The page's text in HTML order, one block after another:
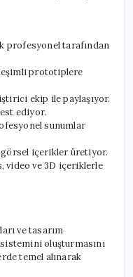
profesyonel tarafından
prototiplere
ekip ile paylaşıyor.
ediyor.
sunumlar
içerikler üretiyor.
video ve 3D içeriklerle
ve tasarım
oluşturmasını
temel alınarak